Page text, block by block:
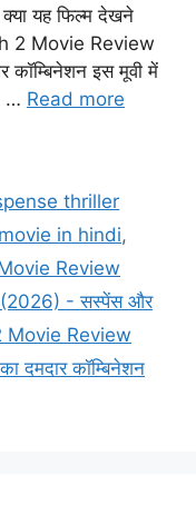
यह फिल्म देखने
2 Movie Review
इस मूवी में
… Read more
thriller
in hindi,
Review
- सस्पेंस और
Movie Review
दमदार कॉम्बिनेशन